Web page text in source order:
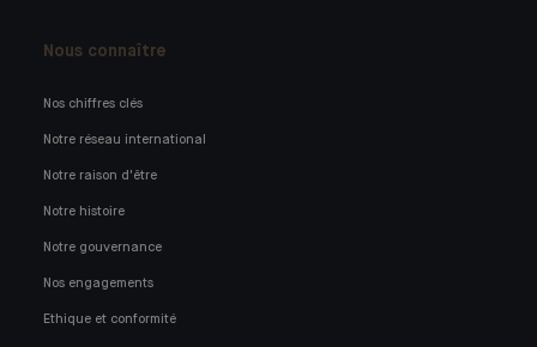
Nous connaître
Nos chiffres clés
Notre réseau international
Notre raison d'être
Notre histoire
Notre gouvernance
Nos engagements
Ethique et conformité